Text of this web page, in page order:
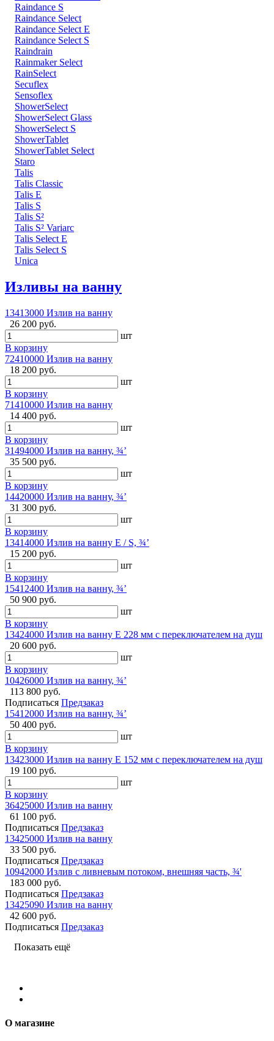
Raindance S
Raindance Select
Raindance Select E
Raindance Select S
Raindrain
Rainmaker Select
RainSelect
Secuflex
Sensoflex
ShowerSelect
ShowerSelect Glass
ShowerSelect S
ShowerTablet
ShowerTablet Select
Staro
Talis
Talis Classic
Talis E
Talis S
Talis S²
Talis S² Variarc
Talis Select E
Talis Select S
Unica
Изливы на ванну
13413000 Излив на ванну
26 200 руб.
шт
В корзину
72410000 Излив на ванну
18 200 руб.
шт
В корзину
71410000 Излив на ванну
14 400 руб.
шт
В корзину
31494000 Излив на ванну, ¾’
35 500 руб.
шт
В корзину
14420000 Излив на ванну, ¾’
31 300 руб.
шт
В корзину
13414000 Излив на ванну E / S, ¾’
15 200 руб.
шт
В корзину
15412400 Излив на ванну, ¾’
50 900 руб.
шт
В корзину
13424000 Излив на ванну E 228 мм с переключателем на душ
20 600 руб.
шт
В корзину
10426000 Излив на ванну, ¾’
113 800 руб.
Подписаться Предзаказ
15412000 Излив на ванну, ¾’
50 400 руб.
шт
В корзину
13423000 Излив на ванну E 152 мм с переключателем на душ
19 100 руб.
шт
В корзину
36425000 Излив на ванну
61 100 руб.
Подписаться Предзаказ
13425000 Излив на ванну
33 500 руб.
Подписаться Предзаказ
10942000 Излив с ливневым потоком, внешняя часть, ¾'
183 000 руб.
Подписаться Предзаказ
13425090 Излив на ванну
42 600 руб.
Подписаться Предзаказ
Показать ещё
О магазине